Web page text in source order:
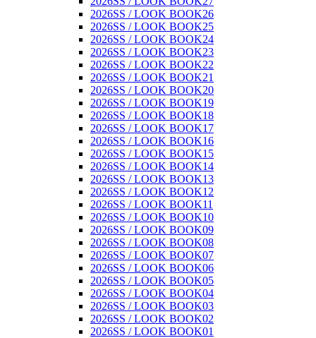
2026SS / LOOK BOOK26
2026SS / LOOK BOOK25
2026SS / LOOK BOOK24
2026SS / LOOK BOOK23
2026SS / LOOK BOOK22
2026SS / LOOK BOOK21
2026SS / LOOK BOOK20
2026SS / LOOK BOOK19
2026SS / LOOK BOOK18
2026SS / LOOK BOOK17
2026SS / LOOK BOOK16
2026SS / LOOK BOOK15
2026SS / LOOK BOOK14
2026SS / LOOK BOOK13
2026SS / LOOK BOOK12
2026SS / LOOK BOOK11
2026SS / LOOK BOOK10
2026SS / LOOK BOOK09
2026SS / LOOK BOOK08
2026SS / LOOK BOOK07
2026SS / LOOK BOOK06
2026SS / LOOK BOOK05
2026SS / LOOK BOOK04
2026SS / LOOK BOOK03
2026SS / LOOK BOOK02
2026SS / LOOK BOOK01